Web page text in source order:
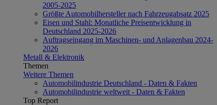
2005-2025
Größte Automobilhersteller nach Fahrzeugabsatz 2025
Eisen und Stahl: Monatliche Preisentwicklung in
Deutschland 2025-2026
Auftragseingang im Maschinen- und Anlagenbau 2024-
2026
Metall & Elektronik
Themen
Weitere Themen
Automobilindustrie Deutschland - Daten & Fakten
Automobilindustrie weltweit - Daten & Fakten
Top Report